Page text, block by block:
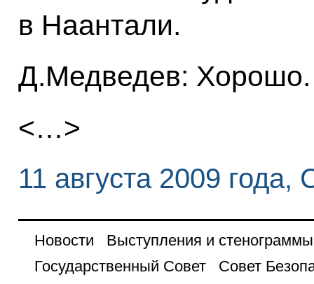
в Наантали.
Д.Медведев: Хорошо.
<…>
11 августа 2009 года,
Новости
Выступления и стенограммы
Государственный Совет
Совет